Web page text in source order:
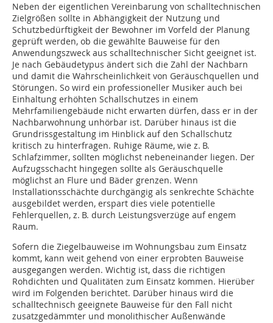
Neben der eigentlichen Vereinbarung von schalltechnischen
Zielgrößen sollte in Abhängigkeit der Nutzung und
Schutzbedürftigkeit der Bewohner im Vorfeld der Planung
geprüft werden, ob die gewählte Bauweise für den
Anwendungszweck aus schalltechnischer Sicht geeignet ist.
Je nach Gebäudetypus ändert sich die Zahl der Nachbarn
und damit die Wahr­scheinlichkeit von Geräuschquellen und
Störungen. So wird ein professioneller Musiker auch bei
Einhaltung erhöhten Schallschutzes in einem
Mehrfamiliengebäude nicht erwarten dürfen, dass er in der
Nachbarwohnung unhörbar ist. Darüber hinaus ist die
Grundrissgestaltung im Hinblick auf den Schallschutz
kritisch zu hinterfragen. Ruhige Räume, wie z. B.
Schlafzimmer, sollten möglichst nebeneinander liegen. Der
Aufzugsschacht hingegen sollte als Geräuschquelle
möglichst an Flure und Bäder grenzen. Wenn
Installationsschächte durchgängig als senkrechte Schächte
ausgebildet werden, erspart dies viele potentielle
Fehlerquellen, z. B. durch Leistungsverzüge auf engem
Raum.
Sofern die Ziegelbauweise im Wohnungsbau zum Einsatz
kommt, kann weit gehend von einer erprobten Bauweise
ausgegangen werden. Wichtig ist, dass die richtigen
Rohdichten und Qualitäten zum Einsatz kommen. Hierüber
wird im Folgenden berichtet. Darüber hinaus wird die
schalltechnisch geeignete Bauweise für den Fall nicht
zusatzgedämmter und monolithischer Außenwände